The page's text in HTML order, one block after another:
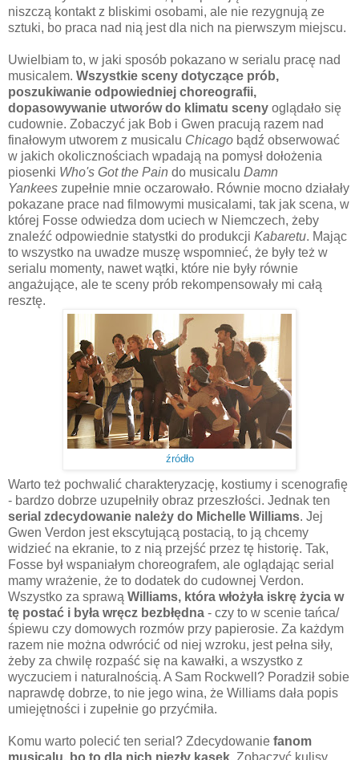
niszczą kontakt z bliskimi osobami, ale nie rezygnują ze
sztuki, bo praca nad nią jest dla nich na pierwszym miejscu.
Uwielbiam to, w jaki sposób pokazano w serialu pracę nad
musicalem. Wszystkie sceny dotyczące prób,
poszukiwanie odpowiedniej choreografii,
dopasowywanie utworów do klimatu sceny oglądało się
cudownie. Zobaczyć jak Bob i Gwen pracują razem nad
finałowym utworem z musicalu Chicago bądź obserwować
w jakich okolicznościach wpadają na pomysł dołożenia
piosenki Who's Got the Pain do musicalu Damn
Yankees zupełnie mnie oczarowało. Równie mocno działały
pokazane prace nad filmowymi musicalami, tak jak scena, w
której Fosse odwiedza dom uciech w Niemczech, żeby
znaleźć odpowiednie statystki do produkcji Kabaretu. Mając
to wszystko na uwadze muszę wspomnieć, że były też w
serialu momenty, nawet wątki, które nie były równie
angażujące, ale te sceny prób rekompensowały mi całą
resztę.
źródło
Warto też pochwalić charakteryzację, kostiumy i scenografię
- bardzo dobrze uzupełniły obraz przeszłości. Jednak ten
serial zdecydowanie należy do Michelle Williams. Jej
Gwen Verdon jest ekscytującą postacią, to ją chcemy
widzieć na ekranie, to z nią przejść przez tę historię. Tak,
Fosse był wspaniałym choreografem, ale oglądając serial
mamy wrażenie, że to dodatek do cudownej Verdon.
Wszystko za sprawą Williams, która włożyła iskrę życia w
tę postać i była wręcz bezbłędna - czy to w scenie tańca/
śpiewu czy domowych rozmów przy papierosie. Za każdym
razem nie można odwrócić od niej wzroku, jest pełna siły,
żeby za chwilę rozpaść się na kawałki, a wszystko z
wyczuciem i naturalnością. A Sam Rockwell? Poradził sobie
naprawdę dobrze, to nie jego wina, że Williams dała popis
umiejętności i zupełnie go przyćmiła.
Komu warto polecić ten serial? Zdecydowanie fanom